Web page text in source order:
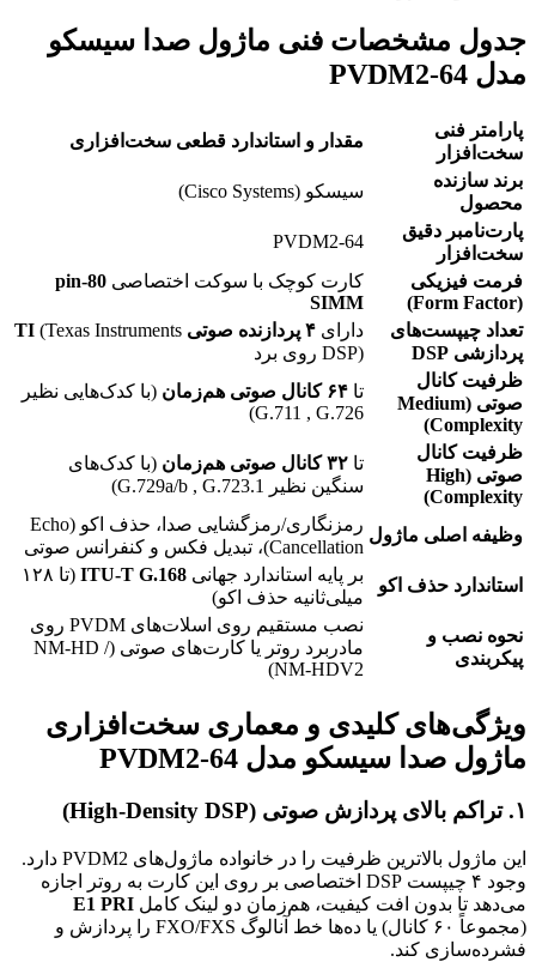
جدول مشخصات فنی ماژول صدا سیسکو
مدل PVDM2-64
پارامتر فنی
سخت‌افزار
مقدار و استاندارد قطعی سخت‌افزاری
برند سازنده
محصول
سیسکو (Cisco Systems)
پارت‌نامبر دقیق
سخت‌افزار
PVDM2-64
فرمت فیزیکی
(Form Factor)
کارت کوچک با سوکت اختصاصی
80-pin
SIMM
تعداد چیپست‌های
پردازشی DSP
دارای ۴ پردازنده صوتی TI
(Texas Instruments
DSP) روی برد
ظرفیت کانال
صوتی (Medium
Complexity)
تا ۶۴ کانال صوتی هم‌زمان
(با کدک‌هایی نظیر
G.711 , G.726)
ظرفیت کانال
صوتی (High
Complexity)
تا ۳۲ کانال صوتی هم‌زمان
(با کدک‌های
سنگین نظیر G.729a/b , G.723.1)
وظیفه اصلی ماژول
رمزنگاری/رمزگشایی صدا، حذف اکو (Echo
Cancellation)، تبدیل فکس و کنفرانس صوتی
استاندارد حذف اکو
بر پایه استاندارد جهانی ITU-T G.168
(تا ۱۲۸
میلی‌ثانیه حذف اکو)
نحوه نصب و
پیکربندی
نصب مستقیم روی اسلات‌های PVDM روی
مادربرد روتر یا کارت‌های صوتی (NM-HD /
NM-HDV2)
ویژگی‌های کلیدی و معماری سخت‌افزاری
ماژول صدا سیسکو مدل PVDM2-64
۱. تراکم بالای پردازش صوتی (High-Density DSP)
این ماژول بالاترین ظرفیت را در خانواده ماژول‌های PVDM2 دارد.
وجود ۴ چیپست DSP اختصاصی بر روی این کارت به روتر اجازه
می‌دهد تا بدون افت کیفیت، هم‌زمان دو لینک کامل E1 PRI
(مجموعاً ۶۰ کانال) یا ده‌ها خط آنالوگ FXO/FXS را پردازش و
فشرده‌سازی کند.